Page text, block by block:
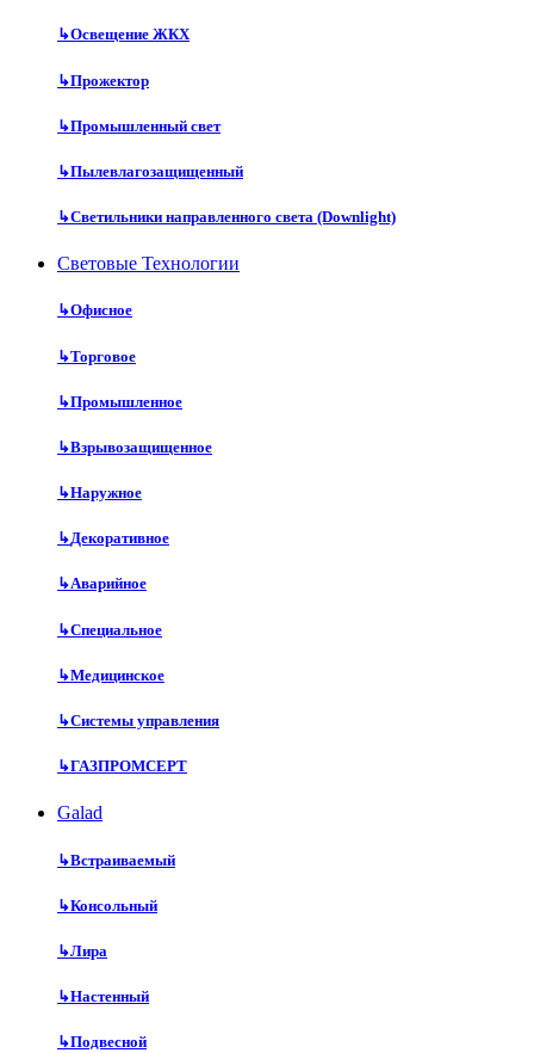
↳Освещение ЖКХ
↳Прожектор
↳Промышленный свет
↳Пылевлагозащищенный
↳Светильники направленного света (Downlight)
Световые Технологии
↳Офисное
↳Торговое
↳Промышленное
↳Взрывозащищенное
↳Наружное
↳Декоративное
↳Аварийное
↳Специальное
↳Медицинское
↳Системы управления
↳ГАЗПРОМСЕРТ
Galad
↳Встраиваемый
↳Консольный
↳Лира
↳Настенный
↳Подвесной